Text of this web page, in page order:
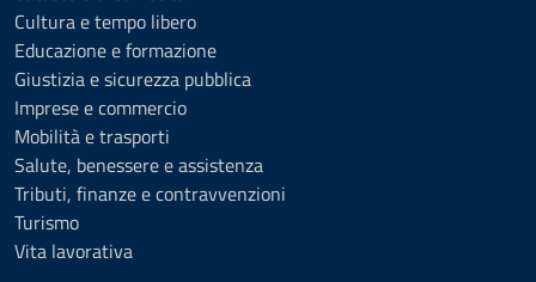
Cultura e tempo libero
Educazione e formazione
Giustizia e sicurezza pubblica
Imprese e commercio
Mobilità e trasporti
Salute, benessere e assistenza
Tributi, finanze e contravvenzioni
Turismo
Vita lavorativa